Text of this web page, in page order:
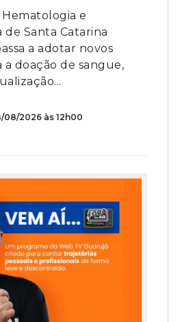
e
de Santa Catarina
a adotar novos
a doação de sangue,
08/2026 às 12h00